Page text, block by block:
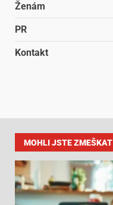
Ženám
PR
Kontakt
MOHLI JSTE ZMEŠKAT